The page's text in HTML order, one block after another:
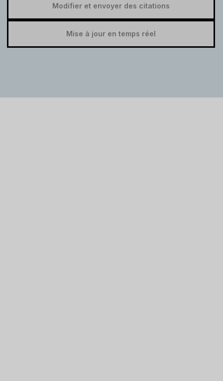
Modifier et envoyer des citations
Mise à jour en temps réel